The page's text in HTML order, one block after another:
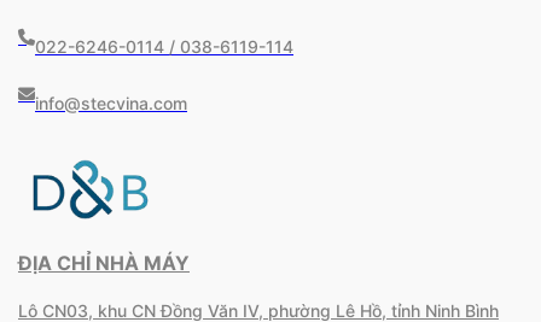
022-6246-0114 / 038-6119-114
info@stecvina.com
ĐỊA CHỈ NHÀ MÁY
Lô CN03, khu CN Đồng Văn IV, phường Lê Hồ, tỉnh Ninh Bình